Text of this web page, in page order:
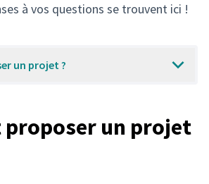
à vos questions se trouvent ici !
un projet ?
proposer un projet